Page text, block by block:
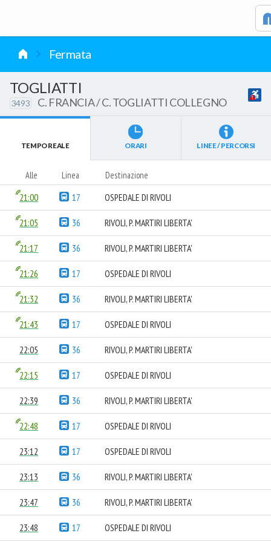
Fermata
TOGLIATTI
3493 C. FRANCIA / C. TOGLIATTI COLLEGNO
TEMPO REALE ORARI LINEE / PERCORSI
Alle Linea Destinazione
21:00 17 OSPEDALE DI RIVOLI
21:05 36 RIVOLI, P. MARTIRI LIBERTA'
21:17 36 RIVOLI, P. MARTIRI LIBERTA'
21:26 17 OSPEDALE DI RIVOLI
21:32 36 RIVOLI, P. MARTIRI LIBERTA'
21:43 17 OSPEDALE DI RIVOLI
22:05 36 RIVOLI, P. MARTIRI LIBERTA'
22:15 17 OSPEDALE DI RIVOLI
22:39 36 RIVOLI, P. MARTIRI LIBERTA'
22:48 17 OSPEDALE DI RIVOLI
23:12 17 OSPEDALE DI RIVOLI
23:13 36 RIVOLI, P. MARTIRI LIBERTA'
23:47 36 RIVOLI, P. MARTIRI LIBERTA'
23:48 17 OSPEDALE DI RIVOLI